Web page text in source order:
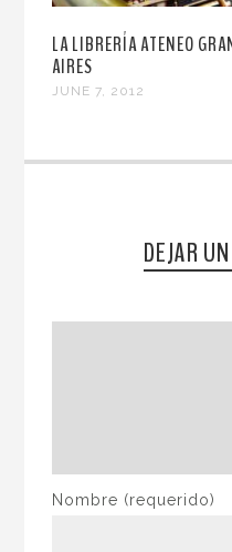
LA LIBRERÍA ATENEO
AIRES
JUNE 7, 2012
DEJAR
Nombre (requerido)